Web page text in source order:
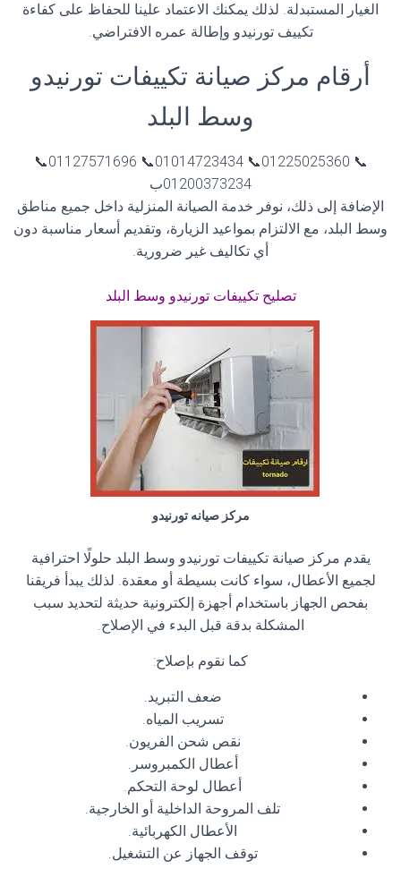
الغيار المستبدلة. لذلك يمكنك الاعتماد علينا للحفاظ على كفاءة
تكييف تورنيدو وإطالة عمره الافتراضي.
أرقام مركز صيانة تكييفات تورنيدو
وسط البلد
📞 01225025360📞 01014723434📞 01127571696📞
01200373234ب
الإضافة إلى ذلك، نوفر خدمة الصيانة المنزلية داخل جميع مناطق
وسط البلد، مع الالتزام بمواعيد الزيارة، وتقديم أسعار مناسبة دون
أي تكاليف غير ضرورية.
تصليح تكييفات تورنيدو وسط البلد
مركز صيانه تورنيدو
يقدم مركز صيانة تكييفات تورنيدو وسط البلد حلولًا احترافية
لجميع الأعطال، سواء كانت بسيطة أو معقدة. لذلك يبدأ فريقنا
بفحص الجهاز باستخدام أجهزة إلكترونية حديثة لتحديد سبب
المشكلة بدقة قبل البدء في الإصلاح.
كما نقوم بإصلاح:
ضعف التبريد.
تسريب المياه.
نقص شحن الفريون.
أعطال الكمبروسر.
أعطال لوحة التحكم.
تلف المروحة الداخلية أو الخارجية.
الأعطال الكهربائية.
توقف الجهاز عن التشغيل.